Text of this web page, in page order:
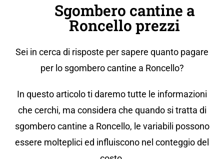
Sgombero cantine a
Roncello prezzi
Sei in cerca di risposte per sapere quanto pagare
per lo sgombero cantine a Roncello?
In questo articolo ti daremo tutte le informazioni
che cerchi, ma considera che quando si tratta di
sgombero cantine a Roncello, le variabili possono
essere molteplici ed influiscono nel conteggio del